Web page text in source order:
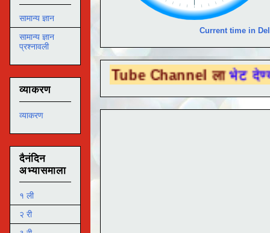
Current time in
You Tube Channel लाभेट देण्यासाठी येथे
सामान्य ज्ञान
सामान्य ज्ञान
प्रश्नावली
व्याकरण
व्याकरण
दैनंदिन
अभ्यासमाला
१ ली
२ री